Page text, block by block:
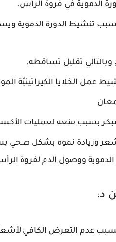
الدموية في فروة الرأس.
تنشيط الدورة الدموية
تقليل تساقطه.
عمل الخلايا الكيراتينيّة
بسبب منعه لعمليات
وزيادة نموه بشكل صحي بسبب
ووصول الدم لفروة
د:
عدم التعرض الكافي